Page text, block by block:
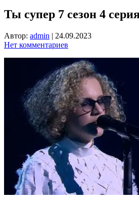
Ты супер 7 сезон 4
Автор: admin | 24.09.2023
Нет комментариев